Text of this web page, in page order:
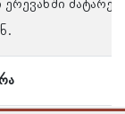
ერევანში